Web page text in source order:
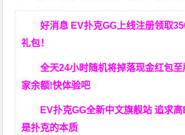
好消息 EV扑克GG上线注册领取
礼包！
全天24小时随机将掉落现金红包
家余额!快体验吧
EV扑克GG全新中文旗舰站 追求高
是扑克的本质